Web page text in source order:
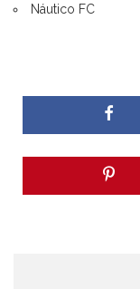
Náutico FC